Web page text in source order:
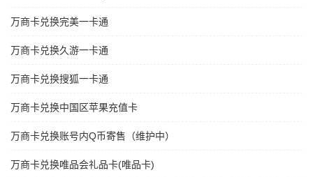
万商卡兑换完美一卡通
万商卡兑换久游一卡通
万商卡兑换搜狐一卡通
万商卡兑换中国区苹果充值卡
万商卡兑换账号内Q币寄售（维护中）
万商卡兑换唯品会礼品卡(唯品卡)